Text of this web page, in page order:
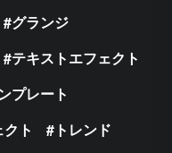
グランジ
テキストエフェクト
プレート
ト
トレンド